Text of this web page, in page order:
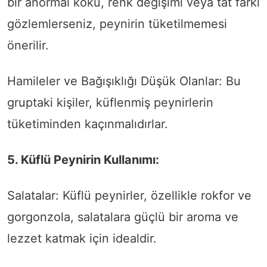
gözlemlerseniz, peynirin tüketilmemesi
önerilir.
Hamileler ve Bağışıklığı Düşük Olanlar: Bu
gruptaki kişiler, küflenmiş peynirlerin
tüketiminden kaçınmalıdırlar.
5. Küflü Peynirin Kullanımı:
Salatalar: Küflü peynirler, özellikle rokfor ve
gorgonzola, salatalara güçlü bir aroma ve
lezzet katmak için idealdir.